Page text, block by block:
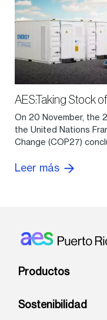
AES:Taking Stock
On 20 November, the
the United Nations
Change (COP27)
Leer más
Footer: Puerto rico
Productos
Sostenibilidad